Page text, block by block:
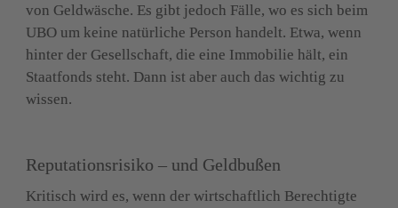
von Geldwäsche. Es gibt jedoch Fälle, wo es sich beim
UBO um keine natürliche Person handelt. Etwa, wenn
hinter der Gesellschaft, die eine Immobilie hält, ein
Staatfonds steht. Dann ist aber auch das wichtig zu
wissen.
Reputationsrisiko – und Geldbußen
Kritisch wird es, wenn der wirtschaftlich Berechtigte